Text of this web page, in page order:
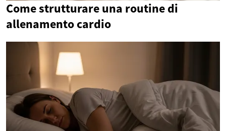
Come strutturare una routine di
allenamento cardio